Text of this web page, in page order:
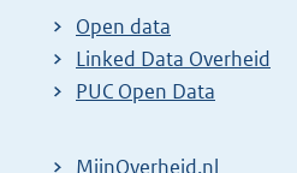
t
e
r
Open data
Linked Data Overheid
PUC Open Data
MijnOverheid.nl